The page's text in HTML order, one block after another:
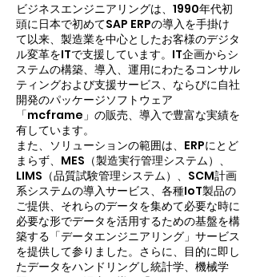
ビジネスエンジニアリングは、1990年代初
頭に日本で初めてSAP ERPの導入を手掛け
て以来、製造業を中心としたお客様のデジタ
ル変革をITで支援しています。IT企画からシ
ステムの構築、導入、運用にわたるコンサル
ティングおよび支援サービス、ならびに自社
開発のパッケージソフトウェア
「mcframe」の販売、導入で豊富な実績を
有しています。
また、ソリューションの範囲は、ERPにとど
まらず、MES（製造実行管理システム）、
LIMS（品質試験管理システム）、SCM計画
系システムの導入サービス、各種IoT製品の
ご提供、それらのデータを集めて必要な時に
必要な形でデータを活用するための基盤を構
築する「データエンジニアリング」サービス
を提供して参りました。さらに、目的に即し
たデータをハンドリングし統計学、機械学